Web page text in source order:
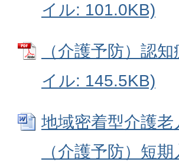
イル: 101.0KB)
（介護予防）認
イル: 145.5KB)
地域密着型介護
（介護予防）短